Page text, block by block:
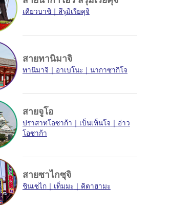
เคียวบาชิ สึรุมิเรียคุจิ
สายทานิมาจิ
ทานิมาจิ อาเบโนะ นากาซากิโจ
สายจูโอ
ปราสาทโอซาก้า เบ็นเท็นโจ
อ่าว
โอซาก้า
สายซาไกซุจิ
ชินเซไก เท็มมะ คิตาฮามะ